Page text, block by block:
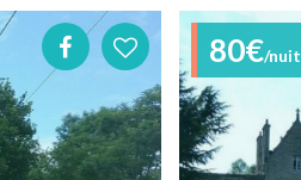
80€/nuit